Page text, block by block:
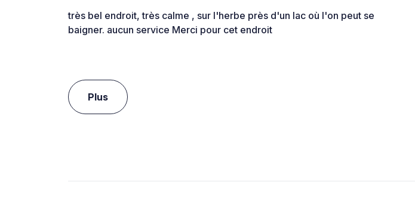
très bel endroit, très calme , sur l'herbe près d'un lac où l'on peut se
baigner. aucun service Merci pour cet endroit
Plus